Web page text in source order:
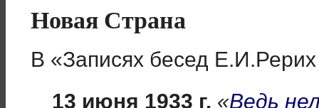
Новая Страна
В «Записях бесед
13 июня 1933 г. «Ведь